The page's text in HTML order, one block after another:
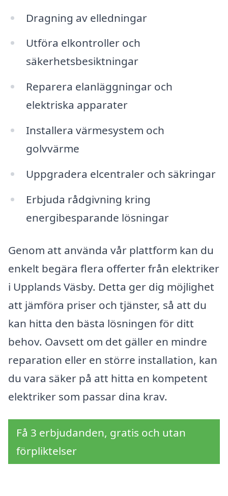
Dragning av elledningar
Utföra elkontroller och
säkerhetsbesiktningar
Reparera elanläggningar och
elektriska apparater
Installera värmesystem och
golvvärme
Uppgradera elcentraler och säkringar
Erbjuda rådgivning kring
energibesparande lösningar
Genom att använda vår plattform kan du
enkelt begära flera offerter från elektriker
i Upplands Väsby. Detta ger dig möjlighet
att jämföra priser och tjänster, så att du
kan hitta den bästa lösningen för ditt
behov. Oavsett om det gäller en mindre
reparation eller en större installation, kan
du vara säker på att hitta en kompetent
elektriker som passar dina krav.
Få 3 erbjudanden, gratis och utan
förpliktelser